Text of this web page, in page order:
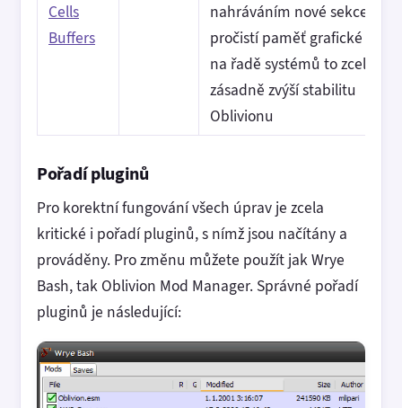
Cells
Buffers
nahráváním nové sekce
pročistí paměť grafické
na řadě systémů to zcela
zásadně zvýší stabilitu
Oblivionu
Pořadí pluginů
Pro korektní fungování všech úprav je zcela
kritické i pořadí pluginů, s nímž jsou načítány a
prováděny. Pro změnu můžete použít jak Wrye
Bash, tak Oblivion Mod Manager. Správné pořadí
pluginů je následující: